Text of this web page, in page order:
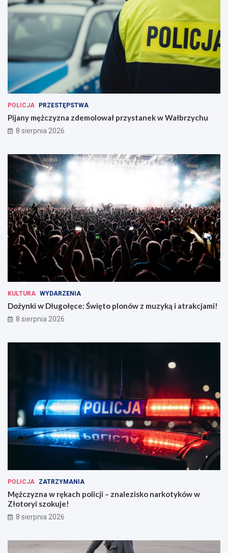
POLICJA PRZESTĘPSTWA
Pijany mężczyzna zdemolował przystanek w Wałbrzychu
8 sierpnia 2026
KULTURA WYDARZENIA
Dożynki w Długołęce: Święto plonów z muzyką i atrakcjami!
8 sierpnia 2026
POLICJA ZATRZYMANIA
Mężczyzna w rękach policji – znalezisko narkotyków w
Złotoryi szokuje!
8 sierpnia 2026